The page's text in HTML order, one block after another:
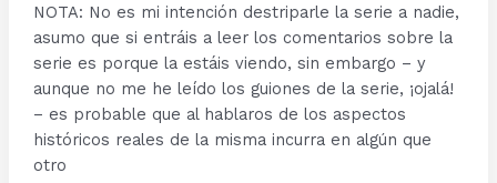
NOTA: No es mi intención destriparle la serie a nadie,
asumo que si entráis a leer los comentarios sobre la
serie es porque la estáis viendo, sin embargo – y
aunque no me he leído los guiones de la serie, ¡ojalá!
– es probable que al hablaros de los aspectos
históricos reales de la misma incurra en algún que
otro